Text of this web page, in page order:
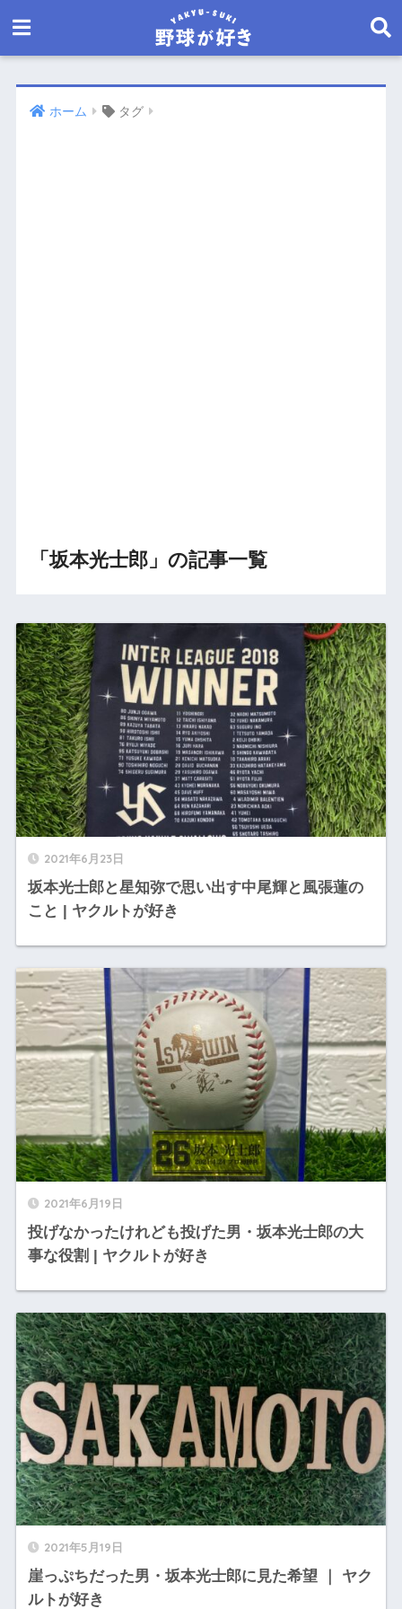
ホーム タグ
「坂本光士郎」の記事一覧
2021年6月23日
坂本光士郎と星知弥で思い出す中尾輝と風張蓮の
こと | ヤクルトが好き
2021年6月19日
投げなかったけれども投げた男・坂本光士郎の大
事な役割 | ヤクルトが好き
2021年5月19日
崖っぷちだった男・坂本光士郎に見た希望 ｜ ヤク
ルトが好き